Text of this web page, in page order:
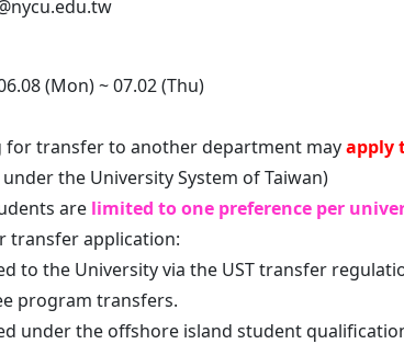
(Mon) ~ 07.02 (Thu)
for transfer to another department mayapply
the University System of Taiwan)
are limited to one preference per
transfer application:
to the University via the UST transfer
program transfers.
under the offshore island student